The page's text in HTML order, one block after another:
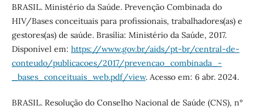
BRASIL. Ministério da Saúde. Prevenção Combinada do
HIV/Bases conceituais para profissionais, trabalhadores(as) e
gestores(as) de saúde. Brasília: Ministério da Saúde, 2017.
Disponível em: https://www.gov.br/aids/pt-br/central-de-
conteudo/publicacoes/2017/prevencao_combinada_-
_bases_conceituais_web.pdf/view. Acesso em: 6 abr. 2024.
BRASIL. Resolução do Conselho Nacional de Saúde (CNS), n°